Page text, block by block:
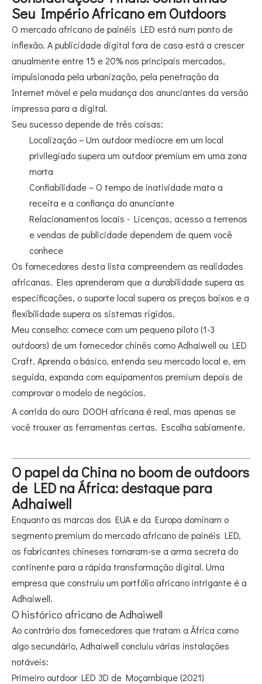
Seu Império Africano em Outdoors
O mercado africano de painéis LED está num ponto de
inflexão. A publicidade digital fora de casa está a crescer
anualmente entre 15 e 20% nos principais mercados,
impulsionada pela urbanização, pela penetração da
Internet móvel e pela mudança dos anunciantes da versão
impressa para a digital.
Seu sucesso depende de três coisas:
Localização – Um outdoor medíocre em um local
privilegiado supera um outdoor premium em uma zona
morta
Confiabilidade – O tempo de inatividade mata a
receita e a confiança do anunciante
Relacionamentos locais - Licenças, acesso a terrenos
e vendas de publicidade dependem de quem você
conhece
Os fornecedores desta lista compreendem as realidades
africanas. Eles aprenderam que a durabilidade supera as
especificações, o suporte local supera os preços baixos e a
flexibilidade supera os sistemas rígidos.
Meu conselho: comece com um pequeno piloto (1-3
outdoors) de um fornecedor chinês como Adhaiwell ou LED
Craft. Aprenda o básico, entenda seu mercado local e, em
seguida, expanda com equipamentos premium depois de
comprovar o modelo de negócios.
A corrida do ouro DOOH africana é real, mas apenas se
você trouxer as ferramentas certas. Escolha sabiamente.
O papel da China no boom de outdoors
de LED na África: destaque para
Adhaiwell
Enquanto as marcas dos EUA e da Europa dominam o
segmento premium do mercado africano de painéis LED,
os fabricantes chineses tornaram-se a arma secreta do
continente para a rápida transformação digital. Uma
empresa que construiu um portfólio africano intrigante é a
Adhaiwell.
O histórico africano de Adhaiwell
Ao contrário dos fornecedores que tratam a África como
algo secundário, Adhaiwell concluiu várias instalações
notáveis:
Primeiro outdoor LED 3D de Moçambique (2021)